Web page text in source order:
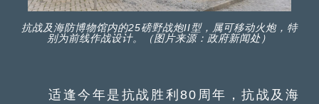
抗战及海防博物馆内的25磅野战炮II型，属可移动火炮，特
别为前线作战设计。（图片来源：政府新闻处）
适逢今年是抗战胜利80周年，抗战及海